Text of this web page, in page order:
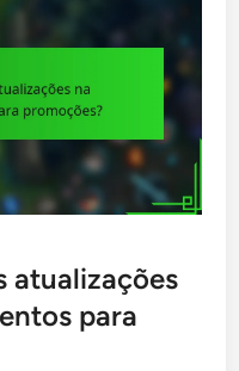
atualizações
para